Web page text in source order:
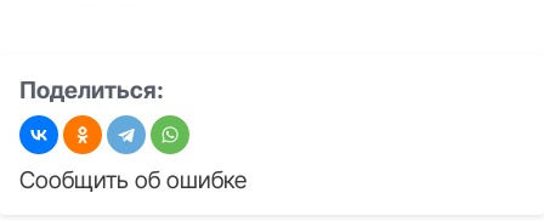
Поделиться:
Сообщить об ошибке